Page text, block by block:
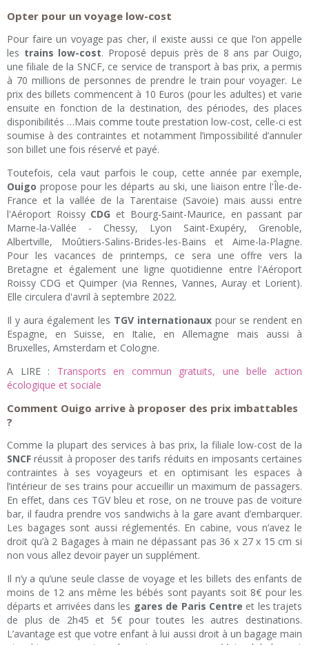
Opter pour un voyage low-cost
Pour faire un voyage pas cher, il existe aussi ce que l’on appelle
les trains low-cost. Proposé depuis près de 8 ans par Ouigo,
une filiale de la SNCF, ce service de transport à bas prix, a permis
à 70 millions de personnes de prendre le train pour voyager. Le
prix des billets commencent à 10 Euros (pour les adultes) et varie
ensuite en fonction de la destination, des périodes, des places
disponibilités …Mais comme toute prestation low-cost, celle-ci est
soumise à des contraintes et notamment l’impossibilité d’annuler
son billet une fois réservé et payé.
Toutefois, cela vaut parfois le coup, cette année par exemple,
Ouigo propose pour les départs au ski, une liaison entre l'Île-de-
France et la vallée de la Tarentaise (Savoie) mais aussi entre
l'Aéroport Roissy CDG et Bourg-Saint-Maurice, en passant par
Marne-la-Vallée - Chessy, Lyon Saint-Exupéry, Grenoble,
Albertville, Moûtiers-Salins-Brides-les-Bains et Aime-la-Plagne.
Pour les vacances de printemps, ce sera une offre vers la
Bretagne et également une ligne quotidienne entre l'Aéroport
Roissy CDG et Quimper (via Rennes, Vannes, Auray et Lorient).
Elle circulera d'avril à septembre 2022.
Il y aura également les TGV internationaux pour se rendent en
Espagne, en Suisse, en Italie, en Allemagne mais aussi à
Bruxelles, Amsterdam et Cologne.
A LIRE : Transports en commun gratuits, une belle action
écologique et sociale
Comment Ouigo arrive à proposer des prix imbattables
?
Comme la plupart des services à bas prix, la filiale low-cost de la
SNCF réussit à proposer des tarifs réduits en imposants certaines
contraintes à ses voyageurs et en optimisant les espaces à
l’intérieur de ses trains pour accueillir un maximum de passagers.
En effet, dans ces TGV bleu et rose, on ne trouve pas de voiture
bar, il faudra prendre vos sandwichs à la gare avant d’embarquer.
Les bagages sont aussi réglementés. En cabine, vous n’avez le
droit qu’à 2 Bagages à main ne dépassant pas 36 x 27 x 15 cm si
non vous allez devoir payer un supplément.
Il n’y a qu’une seule classe de voyage et les billets des enfants de
moins de 12 ans même les bébés sont payants soit 8€ pour les
départs et arrivées dans les gares de Paris Centre et les trajets
de plus de 2h45 et 5€ pour toutes les autres destinations.
L’avantage est que votre enfant à lui aussi droit à un bagage main